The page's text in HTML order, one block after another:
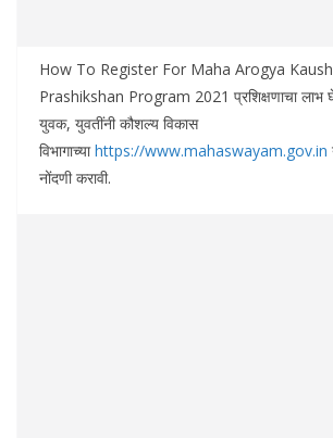
How To Register For Maha Arogya
Prashikshan Program 2021 प्रशिक्षणाचा लाभ
युवक, युवतींनी कौशल्य विकास
विभागाच्याhttps://www.mahaswayam.gov.in
नोंदणी करावी.